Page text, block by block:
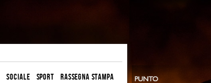
SOCIALE SPORT RASSEGNA STAMPA